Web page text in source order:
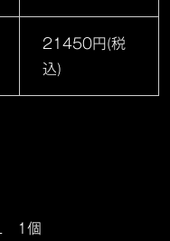
21450円(税
込)
1個